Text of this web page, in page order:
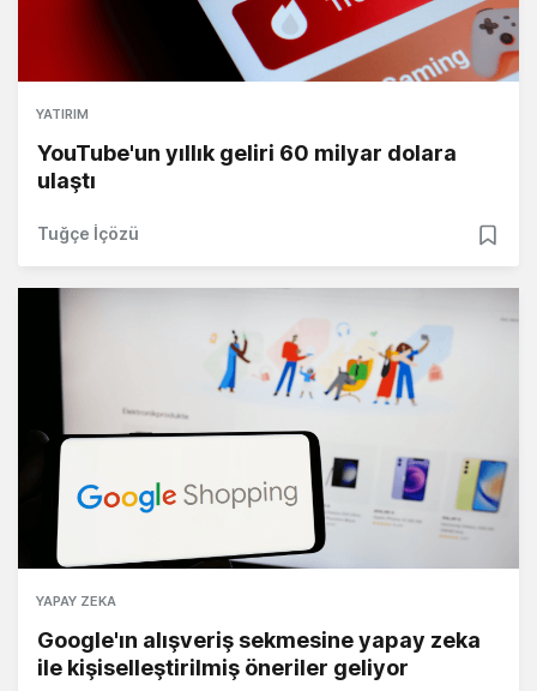
YATIRIM
YouTube'un yıllık geliri 60 milyar dolara
ulaştı
Tuğçe İçözü
YAPAY ZEKA
Google'ın alışveriş sekmesine yapay zeka
ile kişiselleştirilmiş öneriler geliyor